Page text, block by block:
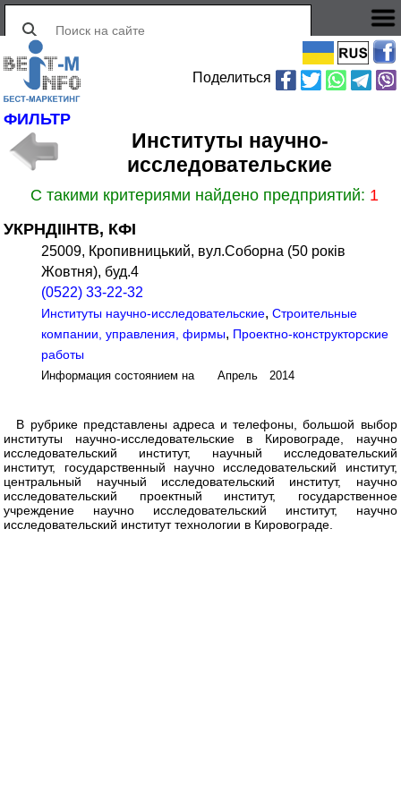
Поделиться
ФИЛЬТР
Институты научно-
исследовательские
С такими критериями найдено предприятий: 1
УКРНДІІНТВ, КФІ
25009, Кропивницький, вул.Соборна (50 років
Жовтня), буд.4
(0522) 33-22-32
Институты научно-исследовательские,Строительные
компании, управления, фирмы, Проектно-конструкторские
работы
Информация состоянием на Апрель 2014
В рубрике представлены адреса и телефоны, большой выбор
институты научно-исследовательские в Кировограде, научно
исследовательский институт, научный исследовательский
институт, государственный научно исследовательский институт,
центральный научный исследовательский институт, научно
исследовательский проектный институт, государственное
учреждение научно исследовательский институт, научно
исследовательский институт технологии в Кировограде.